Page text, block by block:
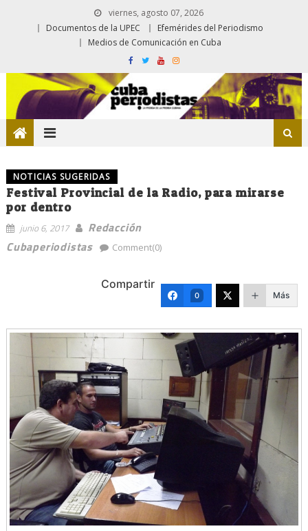
viernes, agosto 07, 2026
Documentos de la UPEC
Efemérides del Periodismo
Medios de Comunicación en Cuba
NOTICIAS SUGERIDAS
Festival Provincial de la Radio, para mirarse
por dentro
junio 6, 2017
Redacción
Cubaperiodistas
Comment(0)
Compartir
0 Más